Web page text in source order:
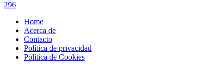
296
Home
Acerca de
Contacto
Política de privacidad
Política de Cookies